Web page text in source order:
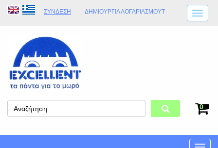
ΣΎΝΔΕΣΗ ΔΗΜΙΟΥΡΓΊΑ ΛΟΓΑΡΙΑΣΜΟΎT
ΩΡΆΡΙΟ ΚΑΤΑΣΤΉΜΑΤΟΣ
ΦΥΣΙΚΌ ΚΑΤΆΣΤΗΜΑ
0
Toggle